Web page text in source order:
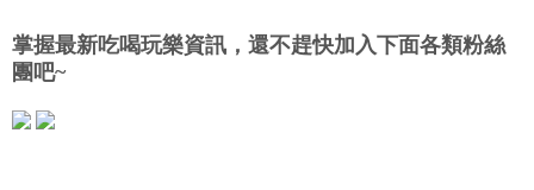
掌握最新吃喝玩樂資訊，還不趕快加入下面各類粉絲
團吧~